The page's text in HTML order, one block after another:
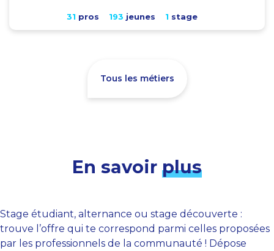
31 pros 193 jeunes 1 stage
Tous les métiers
En savoir plus
Stage étudiant, alternance ou stage découverte :
trouve l’offre qui te correspond parmi celles proposées
par les professionnels de la communauté ! Dépose